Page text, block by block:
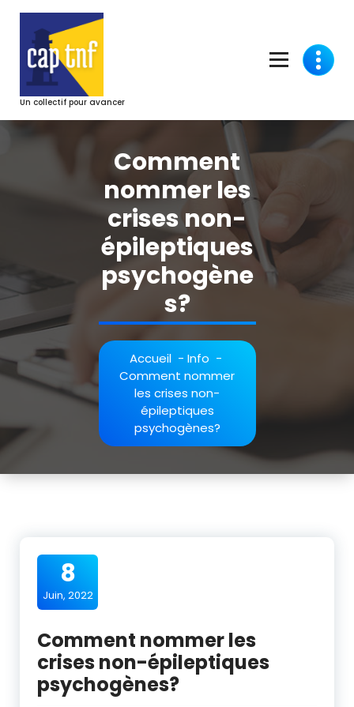
contenu
Un collectif pour avancer
Comment
nommer les
crises non-
épileptiques
psychogène
s?
Accueil- Info -
Comment nommer
les crises non-
épileptiques
psychogènes?
8
Juin, 2022
Comment nommer les
crises non-épileptiques
psychogènes?